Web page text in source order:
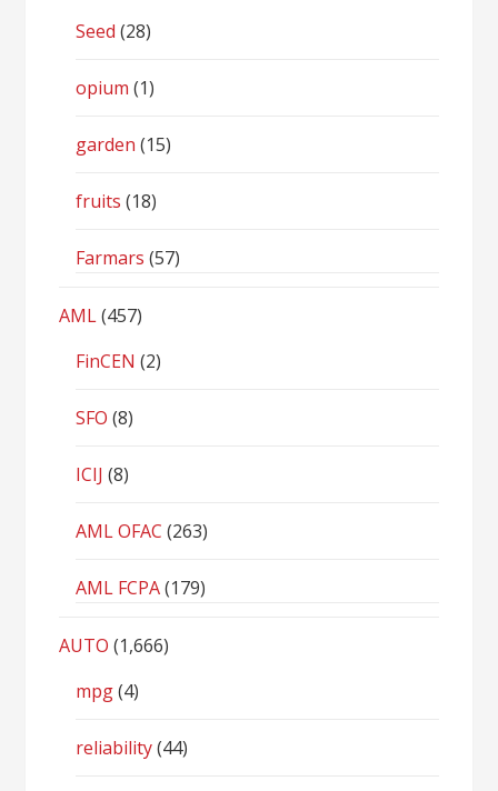
Seed (28)
opium (1)
garden (15)
fruits (18)
Farmars (57)
AML(457)
FinCEN (2)
SFO (8)
ICIJ (8)
AML OFAC (263)
AML FCPA(179)
AUTO (1,666)
mpg(4)
reliability(44)